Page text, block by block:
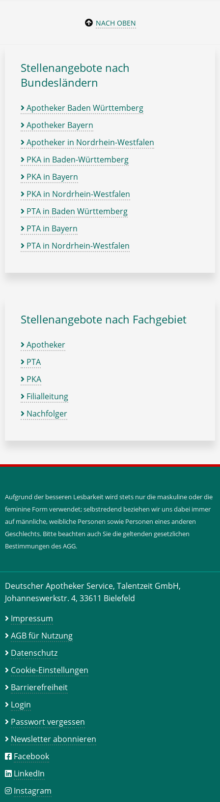
NACH OBEN
Stellenangebote nach
Bundesländern
Apotheker Baden Württemberg
Apotheker Bayern
Apotheker in Nordrhein-Westfalen
PKA in Baden-Württemberg
PKA in Bayern
PKA in Nordrhein-Westfalen
PTA in Baden Württemberg
PTA in Bayern
PTA in Nordrhein-Westfalen
Stellenangebote nach Fachgebiet
Apotheker
PTA
PKA
Filialleitung
Nachfolger
Aufgrund der besseren Lesbarkeit wird stets nur die maskuline oder die
feminine Form verwendet; selbstredend beziehen wir uns dabei immer
auf männliche, weibliche Personen sowie Personen eines anderen
Geschlechts. Bitte beachten auch Sie die geltenden gesetzlichen
Bestimmungen des AGG.
Deutscher Apotheker Service, Talentzeit GmbH,
Johanneswerkstr. 4, 33611 Bielefeld
Impressum
AGB für Nutzung
Datenschutz
Cookie-Einstellungen
Barrierefreiheit
Login
Passwort vergessen
Newsletter abonnieren
Facebook
LinkedIn
Instagram